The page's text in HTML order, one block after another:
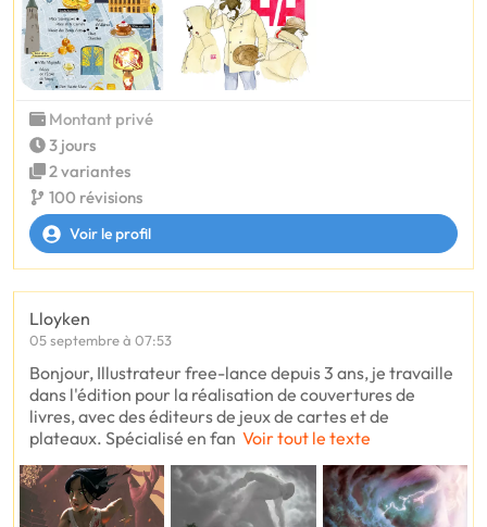
Montant privé
3 jours
2 variantes
100 révisions
Voir le profil
Lloyken
05 septembre à 07:53
Bonjour, Illustrateur free-lance depuis 3 ans, je travaille
dans l'édition pour la réalisation de couvertures de
livres, avec des éditeurs de jeux de cartes et de
plateaux. Spécialisé en fan Voir tout le texte